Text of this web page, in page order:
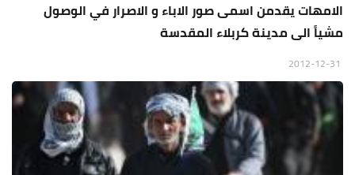
الامهات يقدمن اسمى صور الاباء و الاصرار في الوصول
مشياً الى مدينة كربلاء المقدسة